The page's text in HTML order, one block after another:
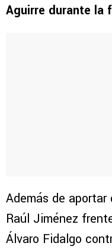
Aguirre durante la
Además de aportar
Raúl Jiménez
Álvaro Fidalgo